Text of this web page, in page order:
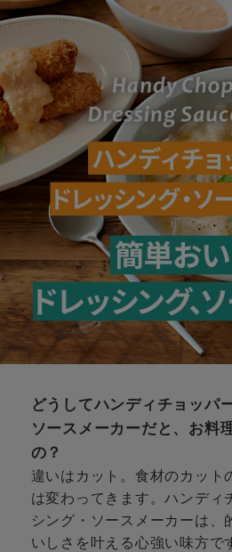
どうしてハンディチョッパ
ソースメーカーだと、お料
の？
違いはカット。食材のカット
は変わってきます。ハンディ
シング・ソースメーカーは、
いしさを叶える心強い味方で